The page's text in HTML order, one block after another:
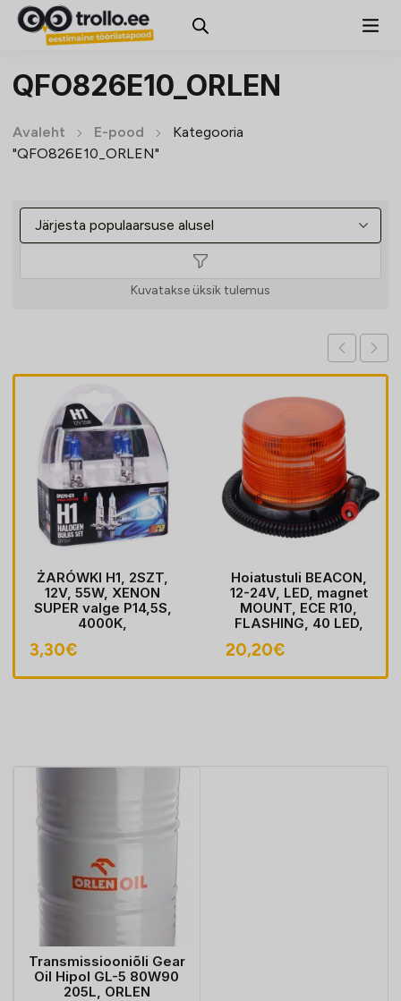
QFO826E10_ORLEN
Avaleht E-pood
Kategooria
"QFO826E10_ORLEN"
Kuvatakse üksik tulemus
ŻARÓWKI H1, 2SZT,
12V, 55W, XENON
SUPER valge P14,5S,
4000K,
3,30€
Hoiatustuli BEACON,
12-24V, LED, magnet
MOUNT, ECE R10,
FLASHING, 40 LED,
sobib LIGHTER pesa
20,20€
Transmissiooniõli Gear
Oil Hipol GL-5 80W90
205L, ORLEN